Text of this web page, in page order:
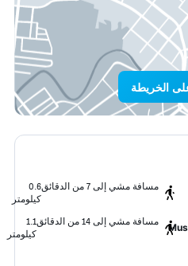
الخريطة
مسافة مشي إلى 7 من الدقائق
0.6
كيلومتر
مسافة مشي إلى 14 من الدقائق
1.1
كيلومتر